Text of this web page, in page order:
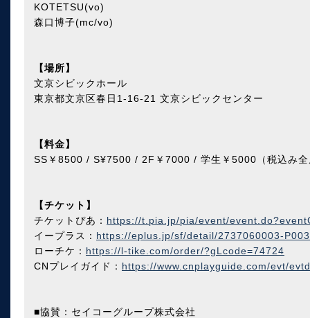
KOTETSU(vo)
森口博子(mc/vo)
【場所】
文京シビックホール
東京都文京区春日1-16-21 文京シビックセンター
【料金】
SS￥8500 / S¥7500 / 2F￥7000 / 学生￥5000（税込み全
【チケット】
チケットぴあ： https://t.pia.jp/pia/event/
イープラス： https://eplus.jp/sf/detail/2737060003-
ローチケ： https://l-tike.com/order/?gLcode=74724
CNプレイガイド： https://www.cnplayguide.com/evt/
■協賛：セイコーグループ株式会社